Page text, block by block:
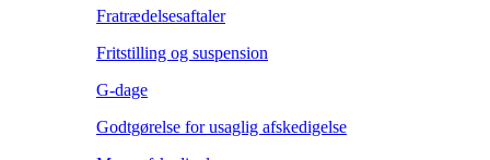
Fratrædelsesaftaler
Fritstilling og suspension
G-dage
Godtgørelse for usaglig afskedigelse